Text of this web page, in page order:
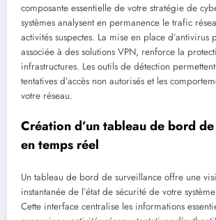
composante essentielle de votre stratégie de
systèmes analysent en permanence le trafic
activités suspectes. La mise en place d’antivirus
associée à des solutions VPN, renforce la
infrastructures. Les outils de détection
tentatives d’accès non autorisés et les
votre réseau.
Création d’un tableau de bord
en temps réel
Un tableau de bord de surveillance offre une
instantanée de l’état de sécurité de votre
Cette interface centralise les informations